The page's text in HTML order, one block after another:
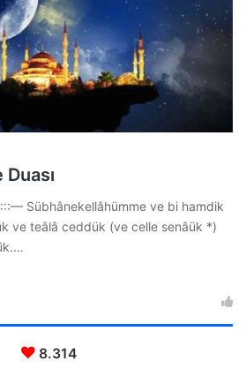
Sübhânekellâhümme ve bi hamdik
ve teâlâ ceddük (ve celle senâük *)
8.314